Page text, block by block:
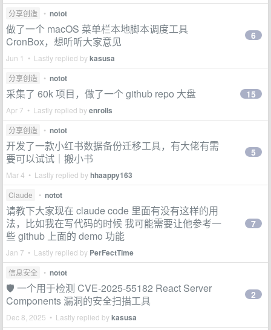
分享创造 • notot
做了一个 macOS 菜单栏本地脚本调度工具
CronBox，想听听大家意见
Jun 1 • Lastly replied bykasusa
6
分享创造 • notot
采集了 60k 项目，做了一个 github repo 大盘
Apr 7 • Lastly replied byenrolls
15
分享创造 • notot
开发了一款小红书数据备份迁移工具，有大佬有需
要可以试试｜搬小书
Mar 4 • Lastly replied byhhaappy163
5
Claude • notot
请教下大家现在 claude code 里面有没有这样的用
法，比如我在写代码的时候 我可能需要让他参考一
些 github 上面的 demo 功能
Jan 7 • Lastly replied by PerFectTime
7
信息安全 • notot
🛡️ 一个用于检测 CVE-2025-55182 React Server
Components 漏洞的安全扫描工具
Dec 8, 2025 • Lastly replied bykasusa
2